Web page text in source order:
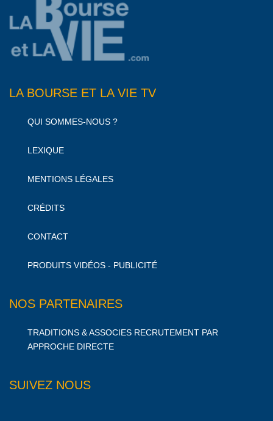
LA BOURSE ET LA VIE TV
QUI SOMMES-NOUS ?
LEXIQUE
MENTIONS LÉGALES
CRÉDITS
CONTACT
PRODUITS VIDÉOS - PUBLICITÉ
NOS PARTENAIRES
TRADITIONS & ASSOCIES RECRUTEMENT PAR
APPROCHE DIRECTE
SUIVEZ NOUS